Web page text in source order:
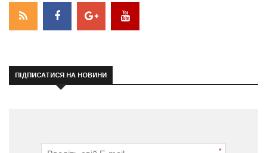
ПІДПИСАТИСЯ НА НОВИНИ
*